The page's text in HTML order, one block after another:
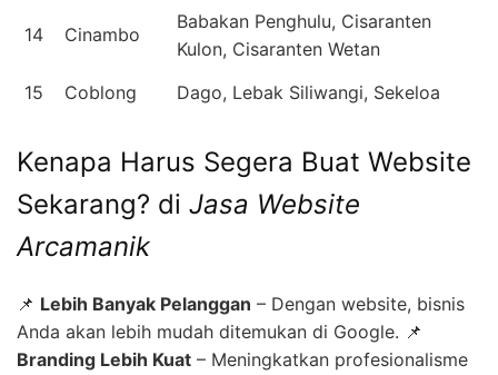
14 Cinambo
Babakan Penghulu, Cisaranten
Kulon, Cisaranten Wetan
15
Coblong Dago, Lebak Siliwangi, Sekeloa
Kenapa Harus Segera Buat Website
Sekarang? di Jasa Website
Arcamanik
📌 Lebih Banyak Pelanggan – Dengan website, bisnis
Anda akan lebih mudah ditemukan di Google. 📌
Branding Lebih Kuat – Meningkatkan profesionalisme